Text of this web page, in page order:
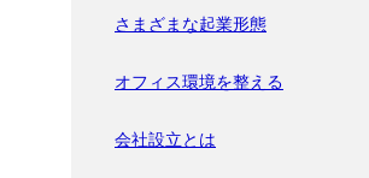
さまざまな起業形態
オフィス環境を整える
会社設立とは